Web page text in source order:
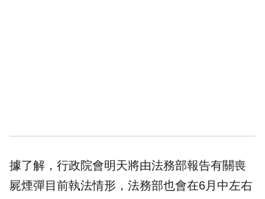
據了解，行政院會明天將由法務部報告有關喪
屍煙彈目前執法情形，法務部也會在6月中左右